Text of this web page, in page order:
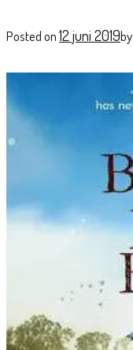
Posted on12 juni 2019by